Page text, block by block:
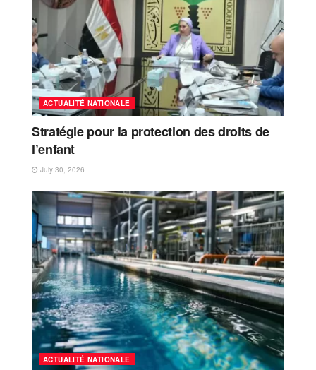
ACTUALITÉ NATIONALE
Stratégie pour la protection des droits de
l’enfant
July 30, 2026
ACTUALITÉ NATIONALE